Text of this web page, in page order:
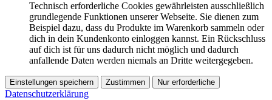
Technisch erforderliche Cookies gewährleisten ausschließlich
grundlegende Funktionen unserer Webseite. Sie dienen zum
Beispiel dazu, dass du Produkte im Warenkorb sammeln oder
dich in dein Kundenkonto einloggen kannst. Ein Rückschluss
auf dich ist für uns dadurch nicht möglich und dadurch
anfallende Daten werden niemals an Dritte weitergegeben.
Einstellungen speichern Zustimmen Nur erforderliche
Datenschutzerklärung